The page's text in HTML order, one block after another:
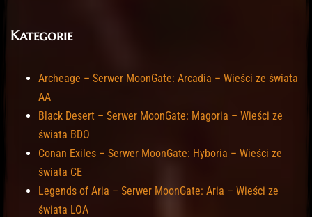
Kategorie
Archeage – Serwer MoonGate: Arcadia – Wieści ze świata
AA
Black Desert – Serwer MoonGate: Magoria – Wieści ze
świata BDO
Conan Exiles – Serwer MoonGate: Hyboria – Wieści ze
świata CE
Legends of Aria – Serwer MoonGate: Aria – Wieści ze
świata LOA